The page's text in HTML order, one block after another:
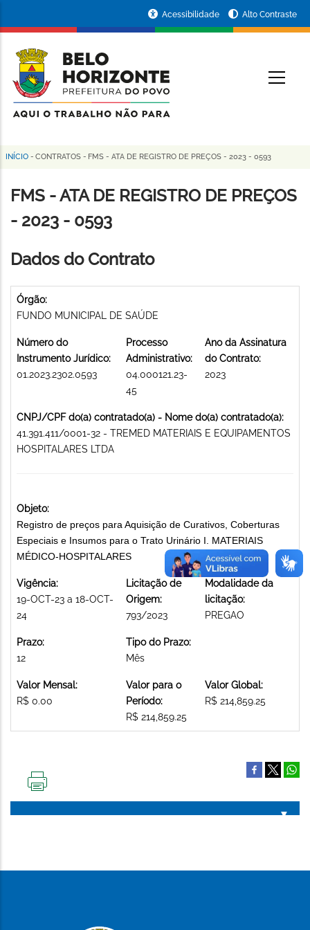
conteúdo
principal
da
Prefeitura
de
Horizonte
Acessibilidade Alto Contraste
Trilha
de
navegação
INÍCIO - CONTRATOS - FMS - ATA DE REGISTRO DE PREÇOS - 2023 - 0593
FMS - ATA DE REGISTRO DE PREÇOS
- 2023 - 0593
Dados do Contrato
Órgão:
FUNDO MUNICIPAL DE SAÚDE
Número do
Instrumento Jurídico:
01.2023.2302.0593
Processo
Administrativo:
04.000121.23-
45
Ano da Assinatura
do Contrato:
2023
CNPJ/CPF do(a) contratado(a) - Nome do(a) contratado(a):
41.391.411/0001-32 - TREMED MATERIAIS E EQUIPAMENTOS
HOSPITALARES LTDA
Objeto:
Registro de preços para Aquisição de Curativos, Coberturas
Especiais e Insumos para o Trato Urinário I. MATERIAIS
MÉDICO-HOSPITALARES
Vigência:
19-OCT-23 a 18-OCT-
24
Licitação de
Origem:
793/2023
Modalidade da
licitação:
PREGAO
Prazo:
12
Tipo do Prazo:
Mês
Valor Mensal:
R$ 0.00
Valor para o
Período:
R$ 214,859.25
Valor Global:
R$ 214,859.25
PÁGINA